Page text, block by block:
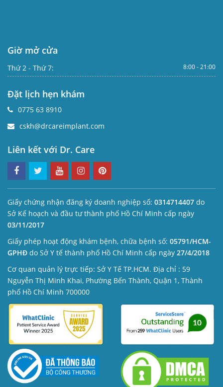
Giờ mở cửa
Thứ 2 - Thứ 7: 8:00 - 21:00
Đặt lịch hẹn khám
0775 63 8910
cskh@drcareimplant.com
Liên kết với Dr. Care
Giấy chứng nhận đăng ký doanh nghiệp số: 0314714407 do
Sở Kế hoạch và đầu tư thành phố Hồ Chí Minh cấp ngày
03/11/2017
Giấy phép hoạt động khám bệnh, chữa bệnh số: 05791/HCM-
GPHĐ do Sở Y tế thành phố Hồ Chí Minh cấp ngày 27/4/2018
Cơ quan quản lý trực tiếp: Sở Y Tế TP.HCM. Địa chỉ : 59
Nguyễn Thị Minh Khai, Phường Bến Thành, Quận 1, Thành
phố Hồ Chí Minh 700000